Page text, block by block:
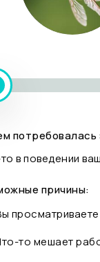
потребовалась
в поведении
причины:
то мешает